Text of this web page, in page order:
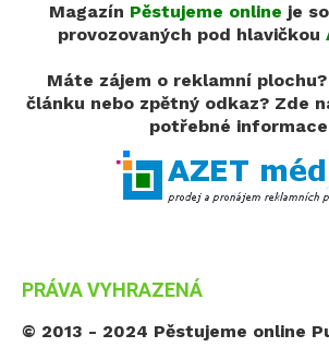
Magazín Pěstujeme online je
provozovaných pod hlavičkou
Máte zájem o reklamní
článku nebo zpětný odkaz? Zde
potřebné
PRÁVA VYHRAZENÁ
© 2013 - 2024 Pěstujeme online